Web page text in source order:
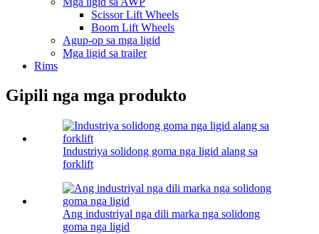
Scissor Lift Wheels
Boom Lift Wheels
Agup-op sa mga ligid
Mga ligid sa trailer
Rims
Gipili nga mga produkto
Industriya solidong goma nga ligid alang sa
forklift
Ang industriyal nga dili marka nga solidong
goma nga ligid